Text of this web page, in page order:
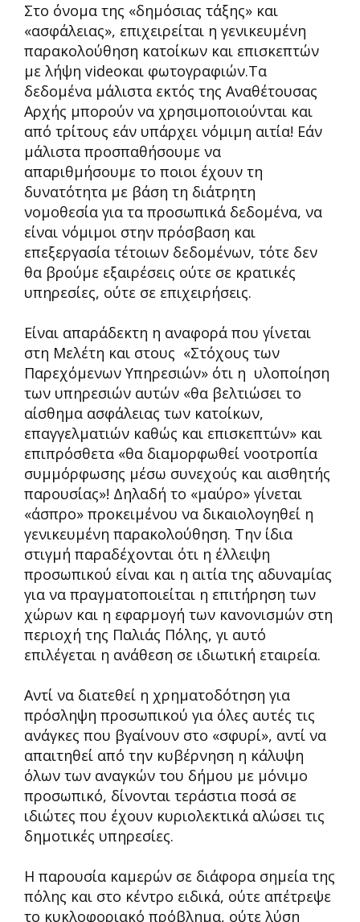
Στο όνομα της «δημόσιας τάξης» και
«ασφάλειας», επιχειρείται η γενικευμένη
παρακολούθηση κατοίκων και επισκεπτών
με λήψη videoκαι φωτογραφιών.Τα
δεδομένα μάλιστα εκτός της Αναθέτουσας
Αρχής μπορούν να χρησιμοποιούνται και
από τρίτους εάν υπάρχει νόμιμη αιτία! Εάν
μάλιστα προσπαθήσουμε να
απαριθμήσουμε το ποιοι έχουν τη
δυνατότητα με βάση τη διάτρητη
νομοθεσία για τα προσωπικά δεδομένα, να
είναι νόμιμοι στην πρόσβαση και
επεξεργασία τέτοιων δεδομένων, τότε δεν
θα βρούμε εξαιρέσεις ούτε σε κρατικές
υπηρεσίες, ούτε σε επιχειρήσεις.
Είναι απαράδεκτη η αναφορά που γίνεται
στη Μελέτη και στους «Στόχους των
Παρεχόμενων Υπηρεσιών» ότι η υλοποίηση
των υπηρεσιών αυτών «θα βελτιώσει το
αίσθημα ασφάλειας των κατοίκων,
επαγγελματιών καθώς και επισκεπτών» και
επιπρόσθετα «θα διαμορφωθεί νοοτροπία
συμμόρφωσης μέσω συνεχούς και αισθητής
παρουσίας»! Δηλαδή το «μαύρο» γίνεται
«άσπρο» προκειμένου να δικαιολογηθεί η
γενικευμένη παρακολούθηση. Την ίδια
στιγμή παραδέχονται ότι η έλλειψη
προσωπικού είναι και η αιτία της αδυναμίας
για να πραγματοποιείται η επιτήρηση των
χώρων και η εφαρμογή των κανονισμών στη
περιοχή της Παλιάς Πόλης, γι αυτό
επιλέγεται η ανάθεση σε ιδιωτική εταιρεία.
Αντί να διατεθεί η χρηματοδότηση για
πρόσληψη προσωπικού για όλες αυτές τις
ανάγκες που βγαίνουν στο «σφυρί», αντί να
απαιτηθεί από την κυβέρνηση η κάλυψη
όλων των αναγκών του δήμου με μόνιμο
προσωπικό, δίνονται τεράστια ποσά σε
ιδιώτες που έχουν κυριολεκτικά αλώσει τις
δημοτικές υπηρεσίες.
Η παρουσία καμερών σε διάφορα σημεία της
πόλης και στο κέντρο ειδικά, ούτε απέτρεψε
το κυκλοφοριακό πρόβλημα, ούτε λύση